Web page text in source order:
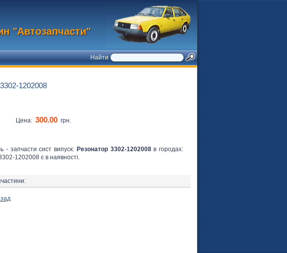
"Автозапчасти"
Найти
1202008
Цена: 300.00 грн.
- запчасти сист випуск: Резонатор 3302-1202008в городах:
1202008 є в наявності.